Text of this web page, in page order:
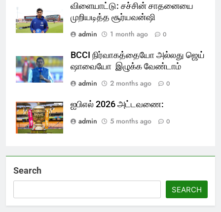
விளையாட்டு: சச்சின் சாதனையை
முறியடித்த சூர்யவன்ஷி
admin
1 month ago 0
BCCI நிர்வாகத்தையோ அல்லது ஜெய்
ஷாவையோ இழுக்க வேண்டாம்
admin
2 months ago 0
ஐபிஎல் 2026 அட்டவணை:
admin
5 months ago 0
Search
SEARCH